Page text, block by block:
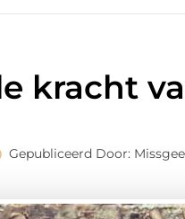
kracht
Gepubliceerd Door: